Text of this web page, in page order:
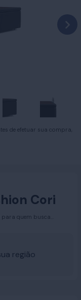
de efetuar sua compra,
Cori
para quem busca
medidas Solteiro,
região